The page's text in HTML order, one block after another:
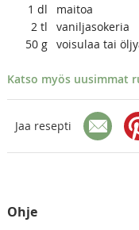
1 dl
maitoa
2 tl
vaniljasokeria
50 g voisulaa tai
Katso myös uusimmat
Jaa resepti
Ohje